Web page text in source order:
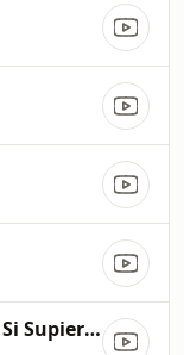
Vicio, Te Quiero Amor, Si Supieras, Te Dejo Libre, La Va Pagar